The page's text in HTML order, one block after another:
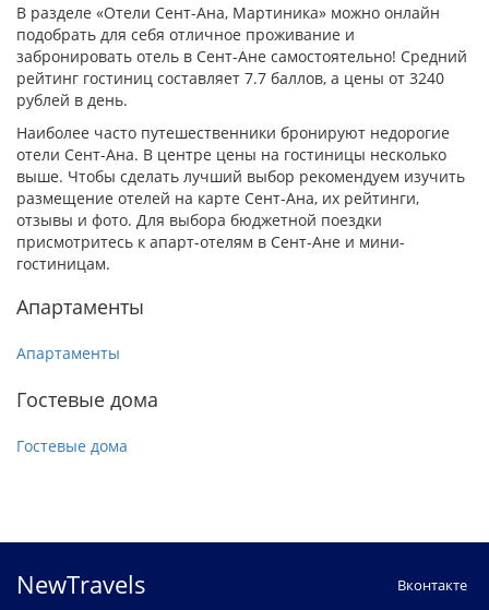
В разделе «Отели Сент-Ана, Мартиника» можно онлайн
подобрать для себя отличное проживание и
забронировать отель в Сент-Ане самостоятельно! Средний
рейтинг гостиниц составляет 7.7 баллов, а цены от 3240
рублей в день.
Наиболее часто путешественники бронируют недорогие
отели Сент-Ана. В центре цены на гостиницы несколько
выше. Чтобы сделать лучший выбор рекомендуем изучить
размещение отелей на карте Сент-Ана, их рейтинги,
отзывы и фото. Для выбора бюджетной поездки
присмотритесь к апарт-отелям в Сент-Ане и мини-
гостиницам.
Апартаменты
Апартаменты
Гостевые дома
Гостевые дома
NewTravels
Вконтакте